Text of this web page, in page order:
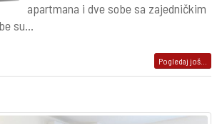
apartmana i dve sobe sa zajedničkim
su...
Pogledaj još...